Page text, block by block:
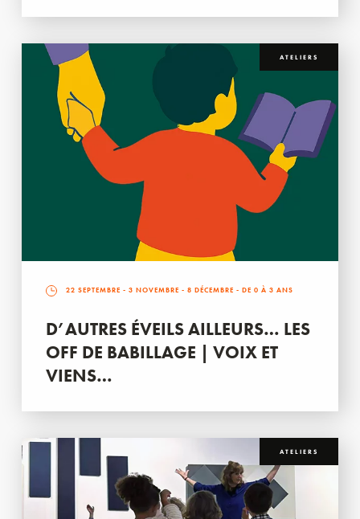
ATELIERS
22 SEPTEMBRE - 3 NOVEMBRE - 8 DÉCEMBRE - DE 0 À 3 ANS
D’AUTRES ÉVEILS AILLEURS… LES
OFF DE BABILLAGE | VOIX ET
VIENS…
ATELIERS